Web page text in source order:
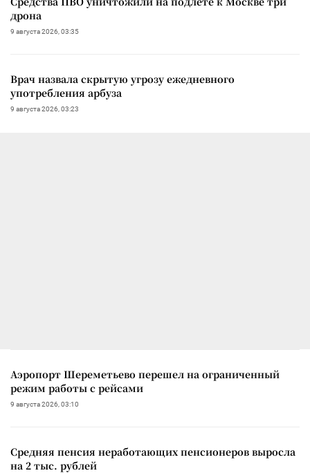
дрона
9 августа 2026, 03:35
Врач назвала скрытую угрозу ежедневного
употребления арбуза
9 августа 2026, 03:23
Аэропорт Шереметьево перешел на ограниченный
режим работы с рейсами
9 августа 2026, 03:10
Средняя пенсия неработающих пенсионеров выросла
на 2 тыс. рублей